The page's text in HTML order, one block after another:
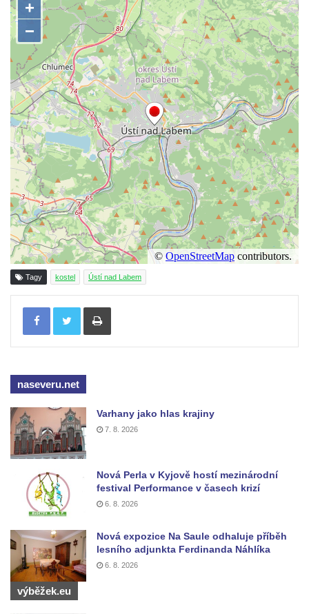
Mlazicích
Kaple svatého Jana Nepomuckého ve
Vehlovicích
Skalní kaple Navštívení Panny Marie v
Dolní Chřibské
Kostel svaté Máří Magdaleny v Mařenicích
Skalní kaple svatého Antonína v Antonínově
údolí u Mařenic
Skalní kaple nad Hamerským potokem v
Antonínově údolí u Mařenic
Kostel svatých Petra a Pavla v Horním
Prysku
Skalní kaple v zahradě domu čp. 48 za
kostelem svatých Petra a Pavla v Horním
Prysku
Kostel svatého Jakuba Staršího v České
Kamenici
Kaple Panny Marie v ulici Na Skalce ve
Kaple na návsi v Brozánkách
Kaple Nejsvětější Trojice v centru Hořína
Hrobka Lobkowiczů na hřbitově v Hoříně
Výklenková kaple v jižní části Hořína
Výklenková kaple na domě Vodárenská čp.
271/1 v Mělníku
Kaple svatého Antonína v Nové Vsi-
Teplicích
Kaple svatých Petra a Pavla v Kladrubech u
Teplic
Kaple svatého Jana Nepomuckého ve
Tagy kostel Ústí nad Labem
Tisknout
naseveru.net
Varhany jako hlas krajiny
7. 8. 2026
Nová Perla v Kyjově hostí mezinárodní
festival Performance v časech krizí
6. 8. 2026
Nová expozice Na Saule odhaluje příběh
lesního adjunkta Ferdinanda Náhlíka
6. 8. 2026
výběžek.eu